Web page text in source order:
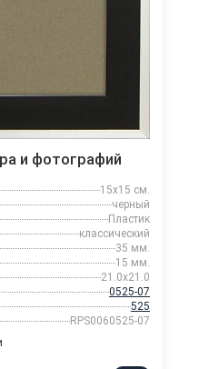
и фотографий
15x15 см.
черный
Пластик
классический
35 мм.
15 мм.
21.0x21.0
0525-07
525
RPS0060525-07